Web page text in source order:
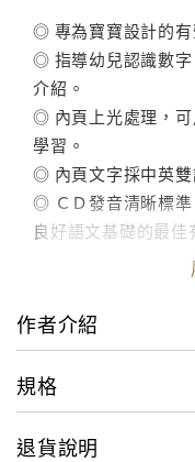
◎ 專為寶寶設計的有
◎ 指導幼兒認識數字
介紹。
◎ 內頁上光處理，可
學習。
◎ 內頁文字採中英雙
◎ ＣＤ發音清晰標準
良好語文基礎的最佳
作者介紹
規格
退貨說明